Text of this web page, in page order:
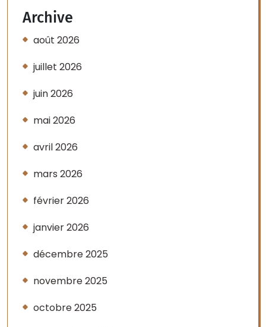
Archive
août 2026
juillet 2026
juin 2026
mai 2026
avril 2026
mars 2026
février 2026
janvier 2026
décembre 2025
novembre 2025
octobre 2025